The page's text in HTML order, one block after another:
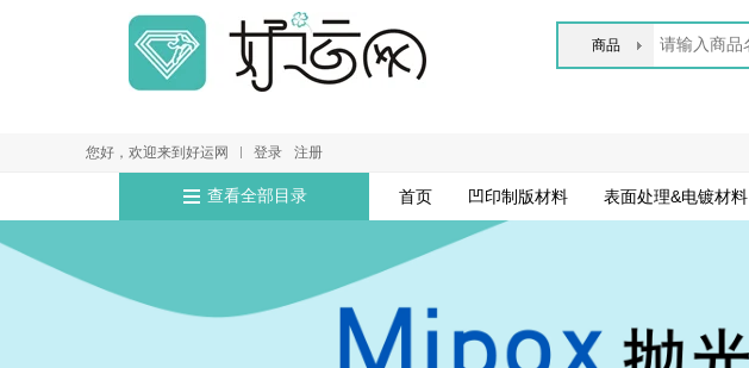
商品
您好，欢迎来到好运网 登录 注册
查看全部目录 首页 凹印制版材料 表面处理&电镀材料